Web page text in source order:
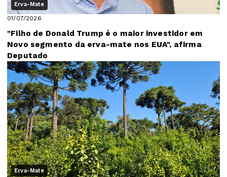
Erva-Mate
01/07/2026
"Filho de Donald Trump é o maior investidor em
Novo segmento da erva-mate nos EUA", afirma
Deputado
Erva-Mate